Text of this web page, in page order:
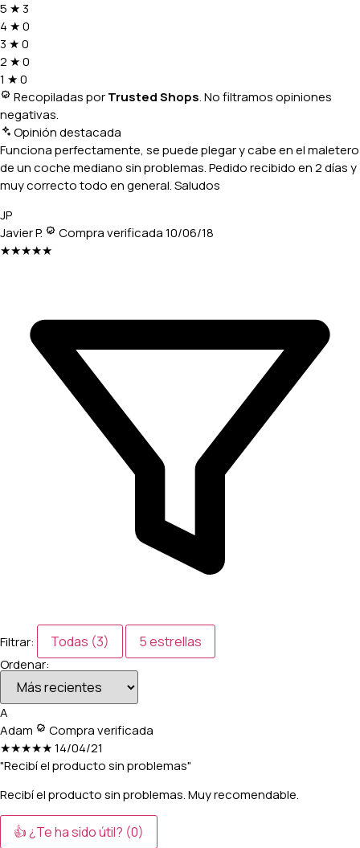
5 ★3
4 ★0
3 ★0
2 ★0
1 ★0
Recopiladas porTrusted Shops. No filtramos opiniones
negativas.
Opinión destacada
Funciona perfectamente, se puede plegar y cabe en el maletero
de un coche mediano sin problemas. Pedido recibido en 2 días y
muy correcto todo en general. Saludos
JP
Javier P.
Compra verificada10/06/18
★★★★★
Filtrar: Todas (3) 5 estrellas
Ordenar:
A
Adam
Compra verificada
★★★★★14/04/21
"Recibí el producto sin problemas"
Recibí el producto sin problemas. Muy recomendable.
👍 ¿Te ha sido útil? (0)